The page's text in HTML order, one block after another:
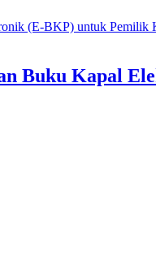
Buku Kapal